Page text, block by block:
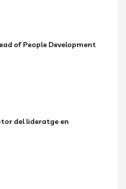
of People Development
del lideratge en